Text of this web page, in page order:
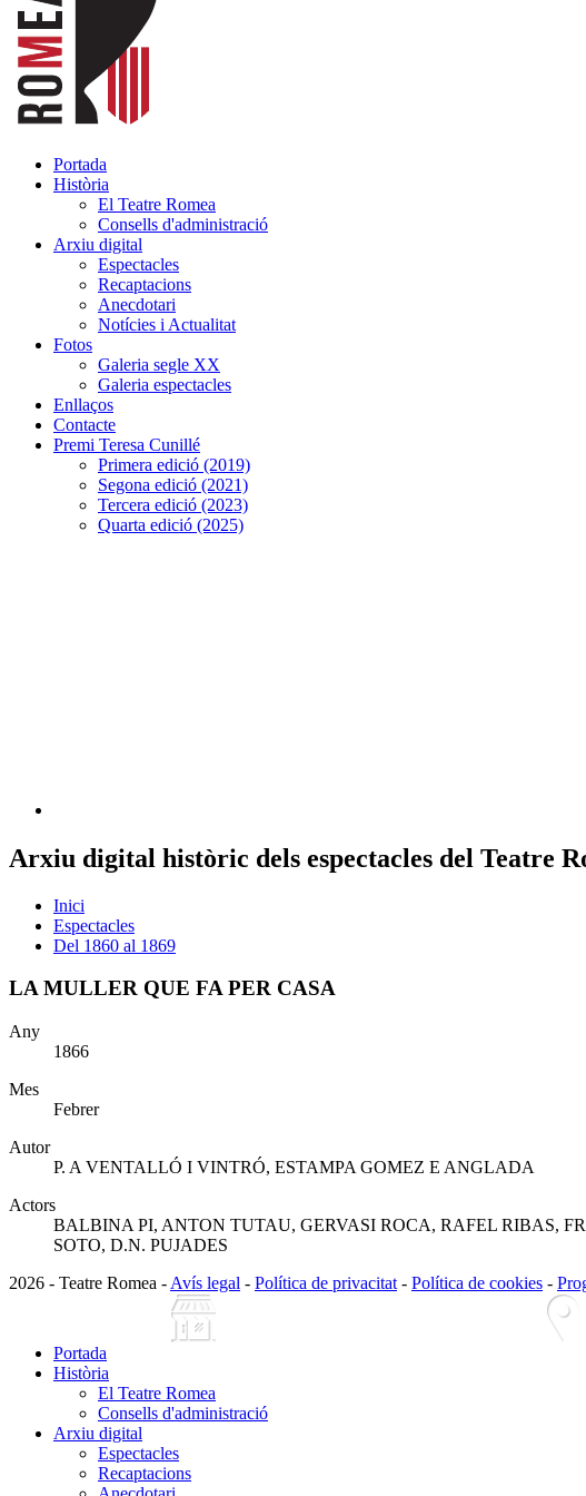
Portada
Història
El Teatre Romea
Consells d'administració
Arxiu digital
Espectacles
Recaptacions
Anecdotari
Notícies i Actualitat
Fotos
Galeria segle XX
Galeria espectacles
Enllaços
Contacte
Premi Teresa Cunillé
Primera edició (2019)
Segona edició (2021)
Tercera edició (2023)
Quarta edició (2025)
Arxiu digital històric dels espectacles del Teatre
Inici
Espectacles
Del 1860 al 1869
LA MULLER QUE FA PER CASA
Any
1866
Mes
Febrer
Autor
P. A VENTALLÓ I VINTRÓ, ESTAMPA GOMEZ E ANGLADA
Actors
BALBINA PI, ANTON TUTAU, GERVASI ROCA, RAFEL RIBAS,
SOTO, D.N. PUJADES
2026 - Teatre Romea - Avís legal - Política de privacitat - Política de cookies -
Portada
Història
El Teatre Romea
Consells d'administració
Arxiu digital
Espectacles
Recaptacions